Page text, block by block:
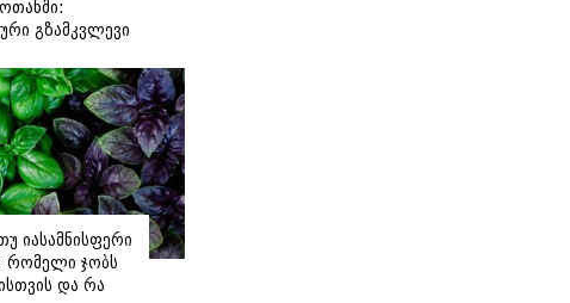
გზამკვლევი
იასამნისფერი
რომელი ჯობს
და რა